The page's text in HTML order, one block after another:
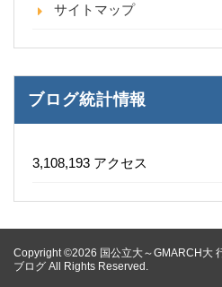
サイトマップ
ブログ統計情報
3,108,193 アクセス
Copyright ©2026 国公立大～GMARCH大
ブログ All Rights Reserved.